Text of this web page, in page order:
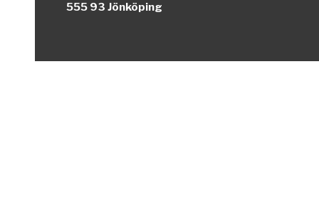
555 93 Jönköping